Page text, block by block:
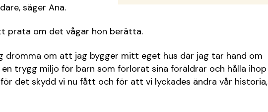
säger Ana.
prata om det vågar hon berätta.
drömma om att jag bygger mitt eget hus där jag tar hand om
en trygg miljö för barn som förlorat sina föräldrar och hålla ihop
det skydd vi nu fått och för att vi lyckades ändra vår historia,